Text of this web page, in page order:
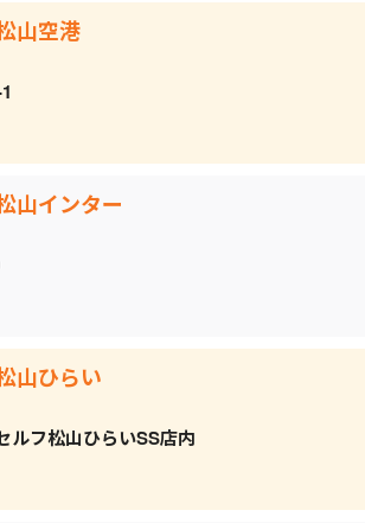
山空港
山インター
山ひらい
ルフ松山ひらいSS店内